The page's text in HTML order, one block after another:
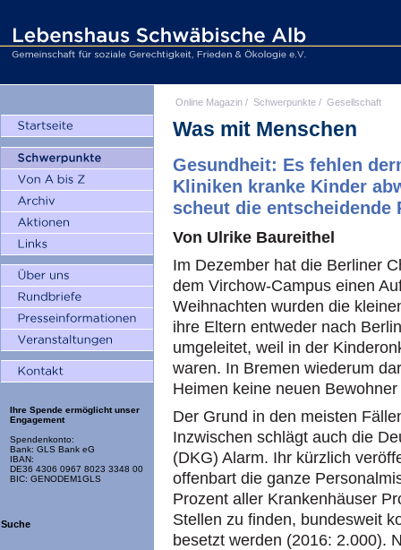
Ihre Spende ermöglicht unser
Engagement
Spendenkonto:
Bank: GLS Bank eG
IBAN:
DE36 4306 0967 8023 3348 00
BIC: GENODEM1GLS
Suche
Online Magazin / Schwerpunkte / Gesellschaft
Was mit Menschen
Gesundheit: Es fehlen
Kliniken kranke Kinder
scheut die entscheidende
Von Ulrike Baureithel
Im Dezember hat die Berliner
dem Virchow-Campus einen
Weihnachten wurden die
ihre Eltern entweder nach
umgeleitet, weil in der
waren. In Bremen wiederum
Heimen keine neuen
Der Grund in den meisten
Inzwischen schlägt auch die
(DKG) Alarm. Ihr kürzlich
offenbart die ganze
Prozent aller Krankenhäuser
Stellen zu finden, bundesweit
besetzt werden (2016: 2.000).